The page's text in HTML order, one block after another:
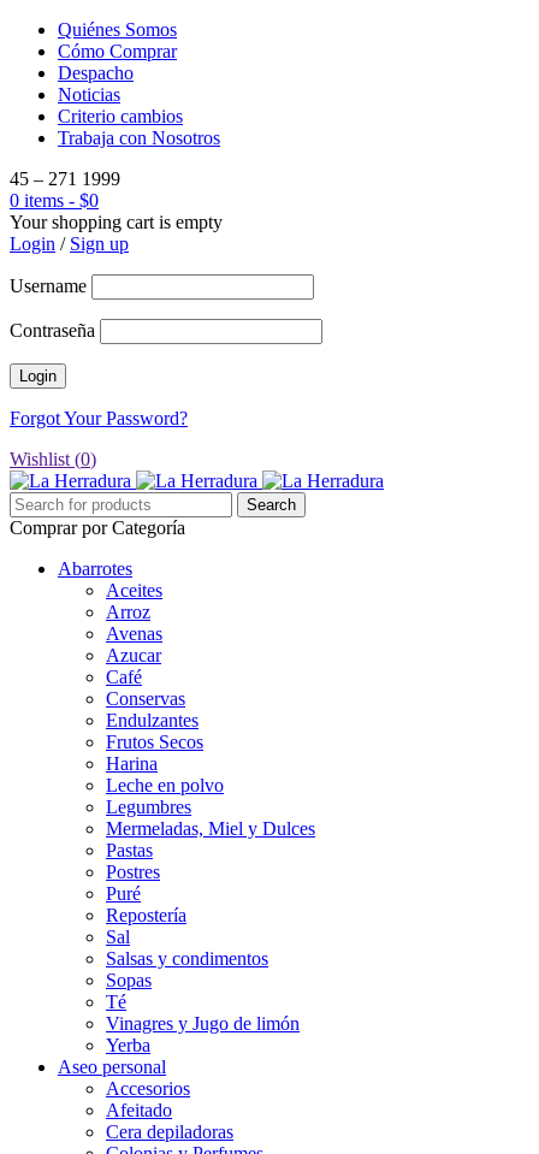
Quiénes Somos
Cómo Comprar
Despacho
Noticias
Criterio cambios
Trabaja con Nosotros
45 – 271 1999
0 items - $0
Your shopping cart is empty
Login / Sign up
Username
Contraseña
Forgot Your Password?
Wishlist (0)
Comprar por Categoría
Abarrotes
Aceites
Arroz
Avenas
Azucar
Café
Conservas
Endulzantes
Frutos Secos
Harina
Leche en polvo
Legumbres
Mermeladas, Miel y Dulces
Pastas
Postres
Puré
Repostería
Sal
Salsas y condimentos
Sopas
Té
Vinagres y Jugo de limón
Yerba
Aseo personal
Accesorios
Afeitado
Cera depiladoras